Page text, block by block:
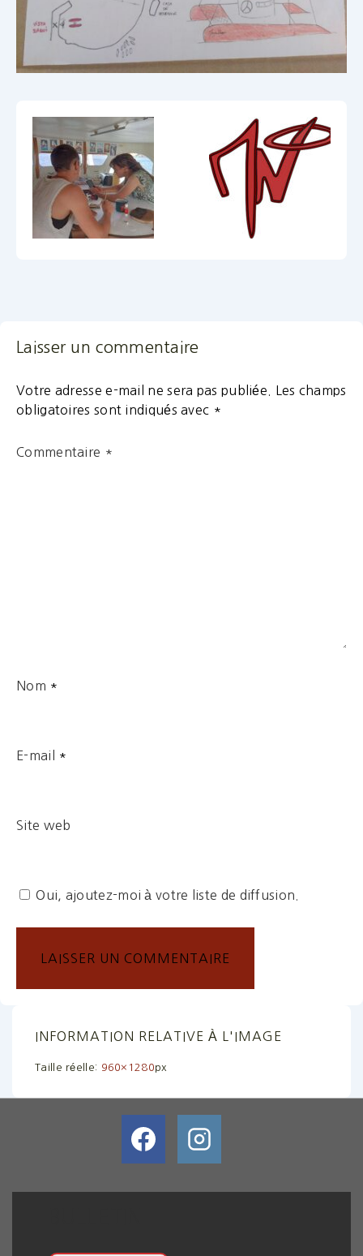
Laisser un commentaire
Votre adresse e-mail ne sera pas publiée.
Les champs
obligatoires sont indiqués avec *
Commentaire *
Nom *
E-mail *
Site web
Oui, ajoutez-moi à votre liste de diffusion.
INFORMATION RELATIVE À L'IMAGE
Taille réelle: 960×1280px